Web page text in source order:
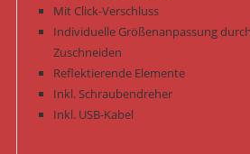
Mit Click-Verschluss
Individuelle Größenanpassung
Zuschneiden
Reflektierende Elemente
Inkl. Schraubendreher
Inkl. USB-Kabel